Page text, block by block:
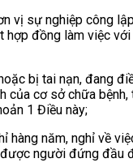
vị sự nghiệp công
hợp đồng làm việc
bị tai nạn, đang
của cơ sở chữa
1 Điều này;
hàng năm, nghỉ về
người đứng đầu